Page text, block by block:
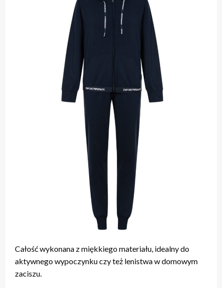
Całość wykonana z miękkiego materiału, idealny do
aktywnego wypoczynku czy też lenistwa w domowym
zaciszu.